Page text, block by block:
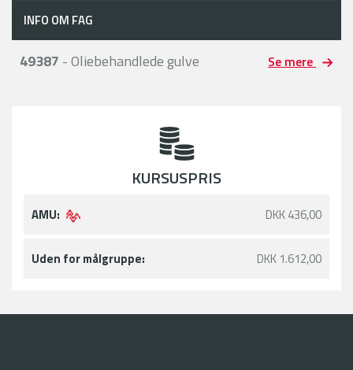
INFO OM FAG
49387 - Oliebehandlede gulve Se mere
KURSUSPRIS
AMU: DKK 436,00
Uden for målgruppe: DKK 1.612,00